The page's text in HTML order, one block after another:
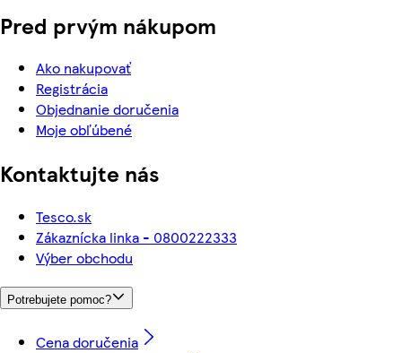
Pred prvým nákupom
Ako nakupovať
Registrácia
Objednanie doručenia
Moje obľúbené
Kontaktujte nás
Tesco.sk
Zákaznícka linka - 0800222333
Výber obchodu
Potrebujete pomoc?
Cena doručenia